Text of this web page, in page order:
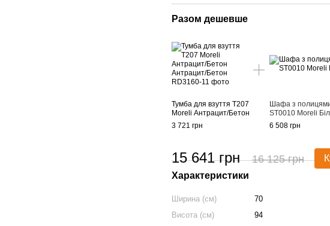
Разом дешевше
Тумба для взуття T207
Moreli Антрацит/Бетон
3 721 грн
Шафа з
ST0010 Moreli
6 508 грн
15 641 грн 16 125 грн
Характеристики
Ширина (см)
70
Висота (см)
94